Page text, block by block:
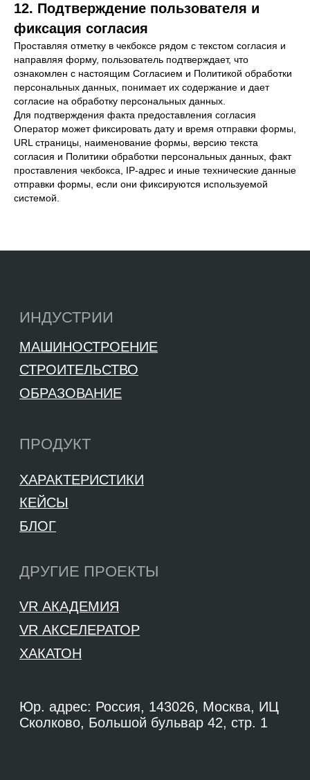
12. Подтверждение пользователя и
фиксация согласия
Проставляя отметку в чекбоксе рядом с текстом согласия и
направляя форму, пользователь подтверждает, что
ознакомлен с настоящим Согласием и Политикой обработки
персональных данных, понимает их содержание и дает
согласие на обработку персональных данных.
Для подтверждения факта предоставления согласия
Оператор может фиксировать дату и время отправки формы,
URL страницы, наименование формы, версию текста
согласия и Политики обработки персональных данных, факт
проставления чекбокса, IP-адрес и иные технические данные
отправки формы, если они фиксируются используемой
системой.